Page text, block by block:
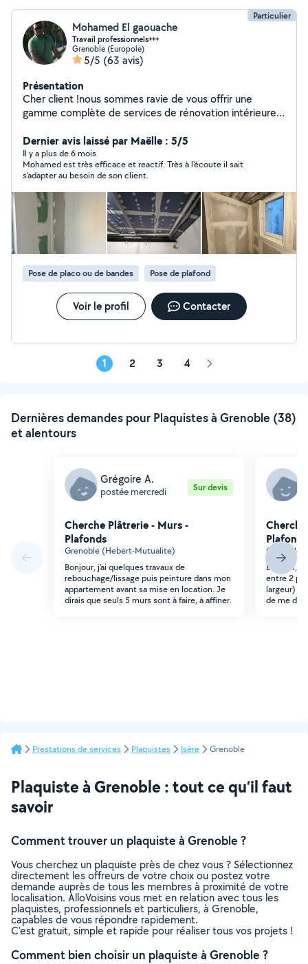
Particulier
Mohamed El gaouache
Travail professionnels+++
Grenoble (Europole)
5/5 (63 avis)
Présentation
Cher client !nous sommes ravie de vous offrir une
gamme complète de services de rénovation intérieure
bâtiment de puis 23ans de travail m'a permis d'acquérir
des compétences avancé . - Pose de placo Enduit mur
et plafond Pose de carrelage Tous types de parquet
Peinture et pose de papier peint Maçonnerie... Une
excellente qualité de travail et un prix raisonnable. Je
suis l'a pour vous besoin. N'hésitez pas à me contacter
cordialement. N'hésitez pas à consulter les photos
disponible sur mon profil pour avoir un aperçu de mon
travail.
Dernier avis laissé par Maëlle : 5/5
Il y a plus de 6 mois
Mohamed est très efficace et reactif. Très à l'écoute il sait
s'adapter au besoin de son client.
Pose de placo ou de bandes Pose de plafond
Voir le profil Contacter
1 2 3 4 Page
Dernières demandes pour Plaquistes à Grenoble (38)
et alentours
Grégoire A.
postée mercredi Sur devis
Cherche Plâtrerie - Murs -
Plafonds
Grenoble (Hebert-Mutualite)
Bonjour, j'ai quelques travaux de
rebouchage/lissage puis peinture dans mon
appartement avant sa mise en location. Je
dirais que seuls 5 murs sont à faire, à affiner.
Plafonds
Grenoble
Bonjour,
entre 2
largeur) ,
de me
Prestations de services Plaquistes Isère Grenoble
Plaquiste à Grenoble : tout ce qu’il faut
savoir
Comment trouver un plaquiste à Grenoble ?
Vous cherchez un plaquiste près de chez vous ? Sélectionnez
directement les offreurs de votre choix ou postez votre
demande auprès de tous les membres à proximité de votre
localisation. AlloVoisins vous met en relation avec tous les
plaquistes, professionnels et particuliers, à Grenoble,
capables de vous répondre rapidement.
C’est gratuit, simple et rapide pour réaliser tous vos projets !
Comment bien choisir un plaquiste à Grenoble ?